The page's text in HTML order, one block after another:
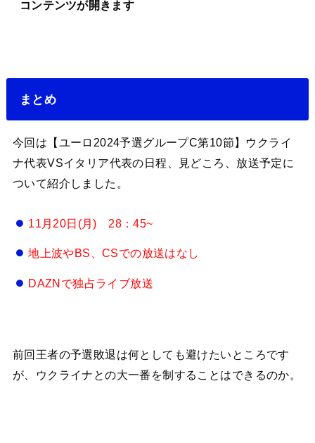
コンテンツが開きます
まとめ
今回は【ユーロ2024予選グループC第10節】ウクライ
ナ代表VSイタリア代表の日程、見どころ、放送予定に
ついて紹介しました。
11月20日(月) 28：45~
地上波やBS、CSでの放送はなし
DAZNで独占ライブ放送
前回王者の予選敗退は何としても避けたいところです
が、ウクライナとの大一番を制することはできるのか。